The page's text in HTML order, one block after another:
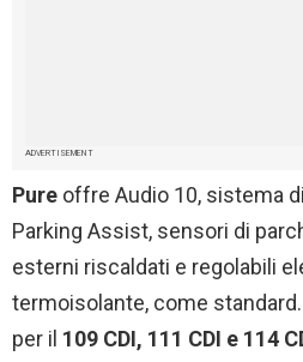
ADVERTISEMENT
Pure offre Audio 10, sistema
Parking Assist, sensori di
esterni riscaldati e regolabili
termoisolante, come
per il 109 CDI, 111 CDI e 114